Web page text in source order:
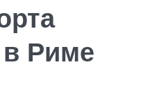
Риме